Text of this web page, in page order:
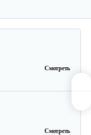
Смотреть
Смотреть